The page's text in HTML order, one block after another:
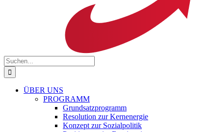
Suche
nach:
ÜBER UNS
PROGRAMM
Grundsatzprogramm
Resolution zur Kernenergie
Konzept zur Sozialpolitik